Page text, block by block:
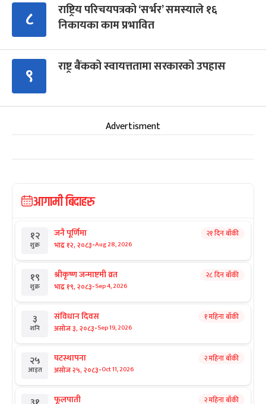
८
राष्ट्रिय परिचयपत्रको ‘सर्भर’ समस्याले १६
निकायका काम प्रभावित
९ राष्ट्र बैंकको स्वायत्ततामा सरकारको उपहास
Advertisment
आगामी बिदाहरु
१२
शुक्र
जनै पूर्णिमा
भाद्र १२, २०८३-Aug 28, 2026
२१ दिन बाँकी
१९
शुक्र
श्रीकृष्ण जन्माष्टमी व्रत
भाद्र १९, २०८३-Sep 4, 2026
२८ दिन बाँकी
३
शनि
संविधान दिवस
असोज ३, २०८३-Sep 19, 2026
१ महिना बाँकी
२५
आइत
घटस्थापना
असोज २५, २०८३-Oct 11, 2026
२ महिना बाँकी
फूलपाती २ महिना बाँकी